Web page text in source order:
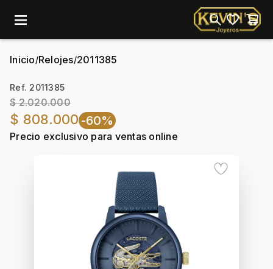
menu
Inicio/Relojes/2011385
Ref. 2011385
$ 2.020.000
$ 808.000-60%
Precio exclusivo para ventas online